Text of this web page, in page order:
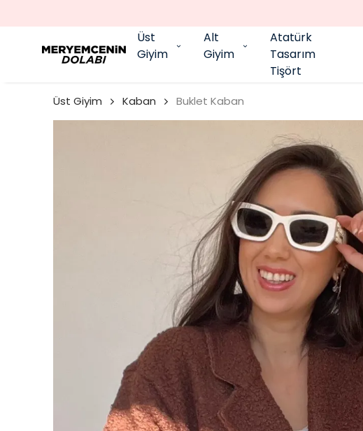
Üst
Giyim
Alt
Giyim
Atatürk
Tasarım
Tişört
Üst Giyim Kaban Buklet Kaban